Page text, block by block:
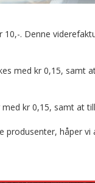
. Denne
med kr 0,15, samt
kr 0,15, samt at
håper